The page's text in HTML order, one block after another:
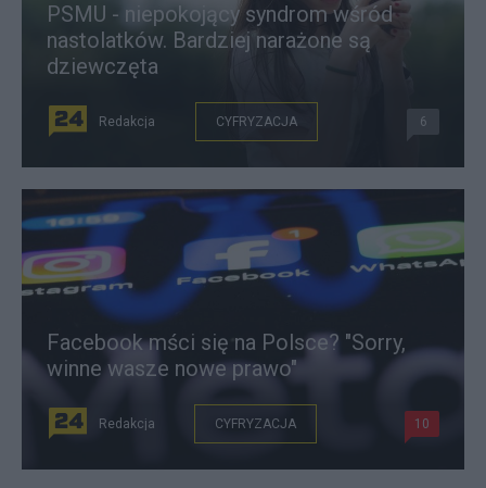
PSMU - niepokojący syndrom wśród
nastolatków. Bardziej narażone są
dziewczęta
Redakcja CYFRYZACJA 6
Facebook mści się na Polsce? "Sorry,
winne wasze nowe prawo"
Redakcja CYFRYZACJA 10